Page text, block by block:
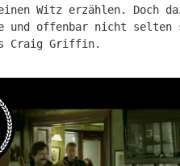
Witz erzählen. Doch
und offenbar nicht selten
Craig Griffin.